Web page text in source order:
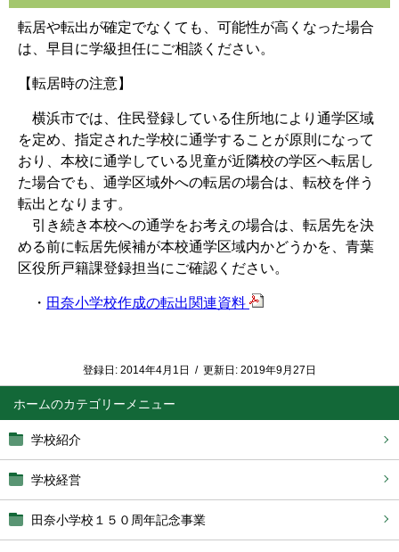
ホーム
学校紹介
学校経営
田奈小学校１５０周年記念事業
転居や転出が確定でなくても、可能性が高くなった場合
は、早目に学級担任にご相談ください。
【転居時の注意】
横浜市では、住民登録している住所地により通学区域
を定め、指定された学校に通学することが原則になって
おり、本校に通学している児童が近隣校の学区へ転居し
た場合でも、通学区域外への転居の場合は、転校を伴う
転出となります。
引き続き本校への通学をお考えの場合は、転居先を決
める前に転居先候補が本校通学区域内かどうかを、青葉
区役所戸籍課登録担当にご確認ください。
・ 田奈小学校作成の転出関連資料
登録日: 2014年4月1日 / 更新日: 2019年9月27日